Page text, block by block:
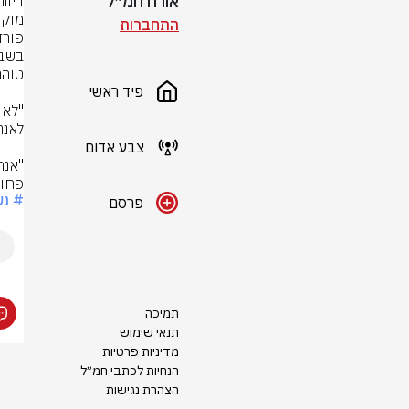
התחברות
פיד ראשי
צבע אדום
פרסם
תמיכה
תנאי שימוש
מדיניות פרטיות
הנחיות לכתבי חמ״ל
הצהרת נגישות
#